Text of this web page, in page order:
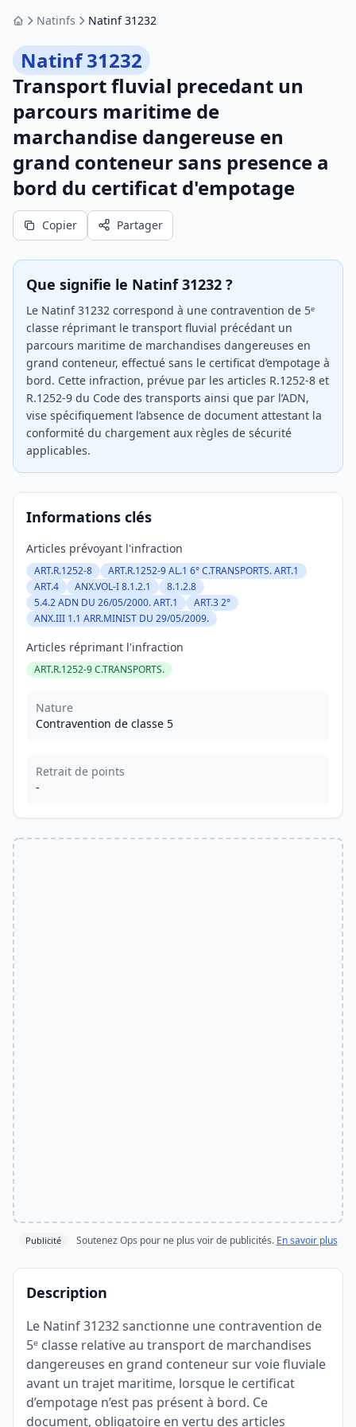
AccueilNatinfs Natinf 31232
Natinf 31232
Transport fluvial precedant un
parcours maritime de
marchandise dangereuse en
grand conteneur sans presence a
bord du certificat d'empotage
Copier Partager
Que signifie le Natinf 31232 ?
Le Natinf 31232 correspond à une contravention de 5ᵉ
classe réprimant le transport fluvial précédant un
parcours maritime de marchandises dangereuses en
grand conteneur, effectué sans le certificat d’empotage à
bord. Cette infraction, prévue par les articles R.1252-8 et
R.1252-9 du Code des transports ainsi que par l’ADN,
vise spécifiquement l’absence de document attestant la
conformité du chargement aux règles de sécurité
applicables.
Informations clés
Articles prévoyant l'infraction
ART.R.1252-8
ART.R.1252-9 AL.1 6° C.TRANSPORTS. ART.1
ART.4
ANX.VOL-I 8.1.2.1
8.1.2.8
5.4.2 ADN DU 26/05/2000. ART.1
ART.3 2°
ANX.III 1.1 ARR.MINIST DU 29/05/2009.
Articles réprimant l'infraction
ART.R.1252-9 C.TRANSPORTS.
Nature
Contravention de classe 5
Retrait de points
-
Publicité Soutenez Ops pour ne plus voir de publicités. En savoir plus
Description
Le Natinf 31232 sanctionne une contravention de
5ᵉ classe relative au transport de marchandises
dangereuses en grand conteneur sur voie fluviale
avant un trajet maritime, lorsque le certificat
d’empotage n’est pas présent à bord. Ce
document, obligatoire en vertu des articles